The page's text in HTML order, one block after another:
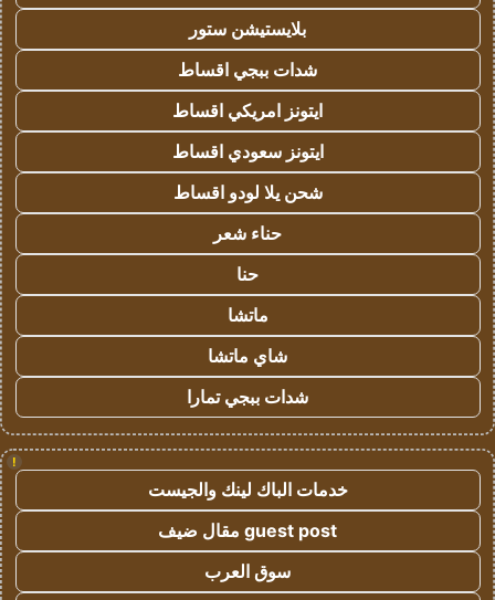
بلايستيشن ستور
شدات ببجي اقساط
ايتونز امريكي اقساط
ايتونز سعودي اقساط
شحن يلا لودو اقساط
حناء شعر
حنا
ماتشا
شاي ماتشا
شدات ببجي تمارا
!
خدمات الباك لينك والجيست
guest post مقال ضيف
سوق العرب